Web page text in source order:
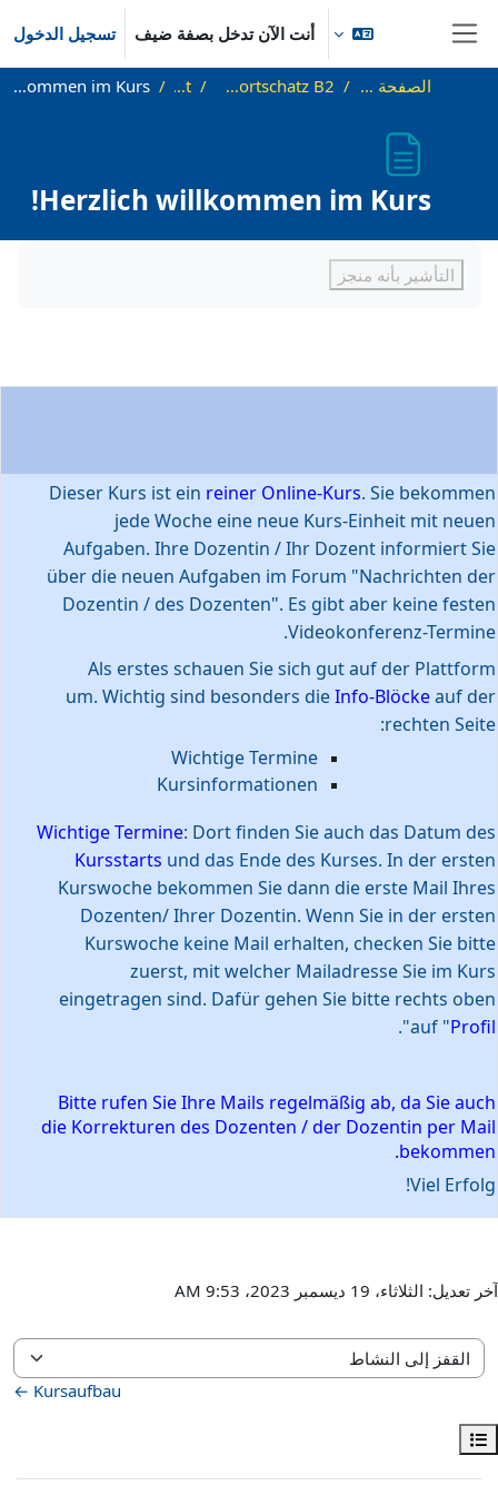
تخطى إلى المحتوى الرئيسي
أنت الآن تدخل بصفة ضيف تسجيل الدخول
فتح فهرس المقرر
الصفحة الرئيسية Demokurs Wortschatz B2
Start
Herzlich willkommen im Kurs!
Herzlich willkommen im Kurs!
التأشير بأنه منجز
Dieser Kurs ist ein reiner Online-Kurs. Sie bekommen
jede Woche eine neue Kurs-Einheit mit neuen
Aufgaben. Ihre Dozentin / Ihr Dozent informiert Sie
über die neuen Aufgaben im Forum "Nachrichten der
Dozentin / des Dozenten". Es gibt aber keine festen
Videokonferenz-Termine.
Als erstes schauen Sie sich gut auf der Plattform
um. Wichtig sind besonders dieInfo-Blöckeauf der
rechten Seite:
Wichtige Termine
Kursinformationen
Wichtige Termine: Dort finden Sie auch das Datum des
Kursstarts und das Ende des Kurses. In der ersten
Kurswoche bekommen Sie dann die erste Mail Ihres
Dozenten/ Ihrer Dozentin. Wenn Sie in der ersten
Kurswoche keine Mail erhalten, checken Sie bitte
zuerst, mit welcher Mailadresse Sie im Kurs
eingetragen sind. Dafür gehen Sie bitte rechts oben
auf "Profil
".
Bitte rufen Sie Ihre Mails regelmäßig ab, da Sie auch
die Korrekturen des Dozenten / der Dozentin per Mail
bekommen.
Viel Erfolg!
آخر تعديل: الثلاثاء، 19 ديسمبر 2023، 9:53 AM
القفز إلى النشاط
Kursaufbau ←